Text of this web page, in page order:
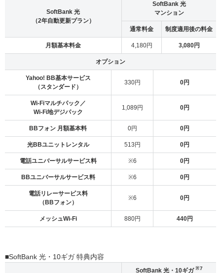
SoftBank 光
（2年自動更新プラン）
SoftBank 光
マンション
通常料金 制度適用後の料金
月額基本料金 4,180円 3,080円
オプション
Yahoo! BB基本サービス
（スタンダード）
330円 0円
Wi-Fiマルチパック／
Wi-Fi地デジパック
1,089円 0円
BBフォン 月額基本料 0円 0円
光BBユニットレンタル 513円 0円
電話ユニバーサルサービス料 ※6 0円
BBユニバーサルサービス料 ※6 0円
電話リレーサービス料
（BBフォン）
※6 0円
メッシュWi-Fi 880円 440円
■SoftBank 光・10ギガ 特典内容
SoftBank 光・10ギガ※7